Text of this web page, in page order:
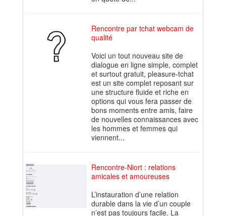
Rencontre par tchat webcam de
qualité
Voici un tout nouveau site de
dialogue en ligne simple, complet
et surtout gratuit, pleasure-tchat
est un site complet reposant sur
une structure fluide et riche en
options qui vous fera passer de
bons moments entre amis, faire
de nouvelles connaissances avec
les hommes et femmes qui
viennent...
Rencontre-Niort : relations
amicales et amoureuses
L’instauration d’une relation
durable dans la vie d’un couple
n’est pas toujours facile. La